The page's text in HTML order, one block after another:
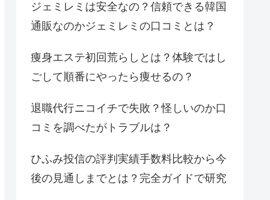
ジェミレミは安全なの？信頼できる韓国
通販なのかジェミレミの口コミとは？
痩身エステ初回荒らしとは？体験ではし
ごして順番にやったら痩せるの？
退職代行ニコイチで失敗？怪しいのか口
コミを調べたがトラブルは？
ひふみ投信の評判実績手数料比較から今
後の見通しまでとは？完全ガイドで研究